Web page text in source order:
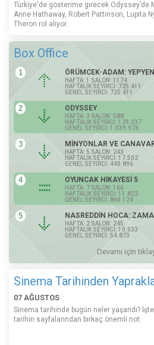
Türkiye'de gösterime girecek Odyssey’de
Anne Hathaway, Robert Pattinson, Lupita
Theron rol alıyor.
Box Office
1 ÖRÜMCEK-ADAM:
HAFTA: 1 SALON: 1174
HAFTALIK SEYİRCİ: 725.411
GENEL SEYİRCİ: 725.411
2 ODYSSEY
HAFTA: 3 SALON: 588
HAFTALIK SEYİRCİ: 129.337
GENEL SEYİRCİ: 1.039.973
3 MİNYONLAR VE
HAFTA: 5 SALON: 243
HAFTALIK SEYİRCİ: 17.502
GENEL SEYİRCİ: 440.896
4 OYUNCAK HİKAYESİ 5
HAFTA: 7 SALON: 166
HAFTALIK SEYİRCİ: 11.822
GENEL SEYİRCİ: 860.124
5 NASREDDİN HOCA:
HAFTA: 2 SALON: 245
HAFTALIK SEYİRCİ: 10.033
GENEL SEYİRCİ: 54.873
Devamı için
Sinema Tarihinden
07 AĞUSTOS
Sinema tarihinde bugün neler yaşandı? İşte
tarihin sayfalarından birkaç önemli not: